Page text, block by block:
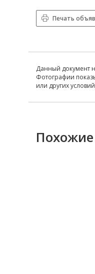
Печать
Данный документ
Фотографии
или других